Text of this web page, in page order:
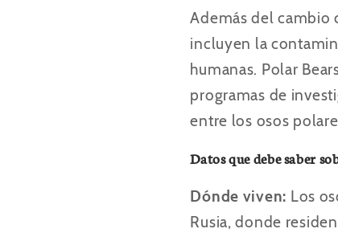
Además del cambio
incluyen la
humanas. Polar
programas de
entre los osos
Datos que debe saber
Dónde viven: Los
Rusia, donde